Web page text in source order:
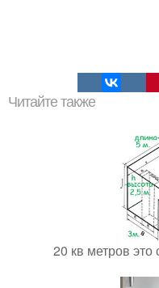
Читайте также
20 кв метров